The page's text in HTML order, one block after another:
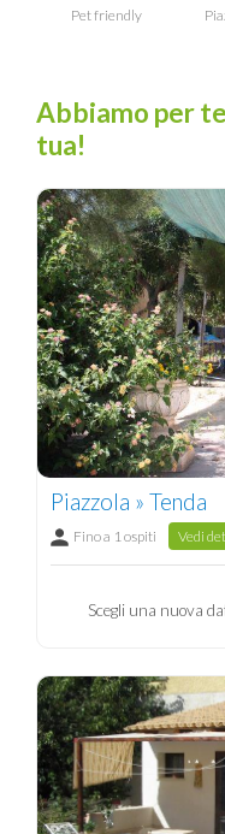
Pet friendly
Abbiamo per te
tua!
Piazzola » Tenda
Fino a 1 ospiti Vedi
Scegli una nuova